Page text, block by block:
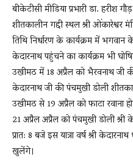
बीकेटीसी मीडिया प्रभारी डा. हरीश
शीतकालीन गद्दी स्थल श्री
तिथि निर्धारण के कार्यक्रम में भगवान
केदारनाथ पहुंचने का कार्यक्रम भी
उखीमठ में 18 अप्रैल को भैरवनाथ जी
केदारनाथ जी की पंचमुखी डोली
उखीमठ से 19 अप्रैल को फाटा रवाना
21 अप्रैल अप्रैल को पंचमुखी डोली
प्रात: 8 बजे इस यात्रा वर्ष श्री
खुलेंगे।